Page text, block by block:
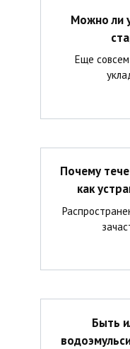
Можно ли
Еще
Почему
как
Быть